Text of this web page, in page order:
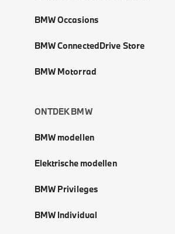
BMW Occasions
BMW ConnectedDrive Store
BMW Motorrad
ONTDEK BMW
BMW modellen
Elektrische modellen
BMW Privileges
BMW Individual